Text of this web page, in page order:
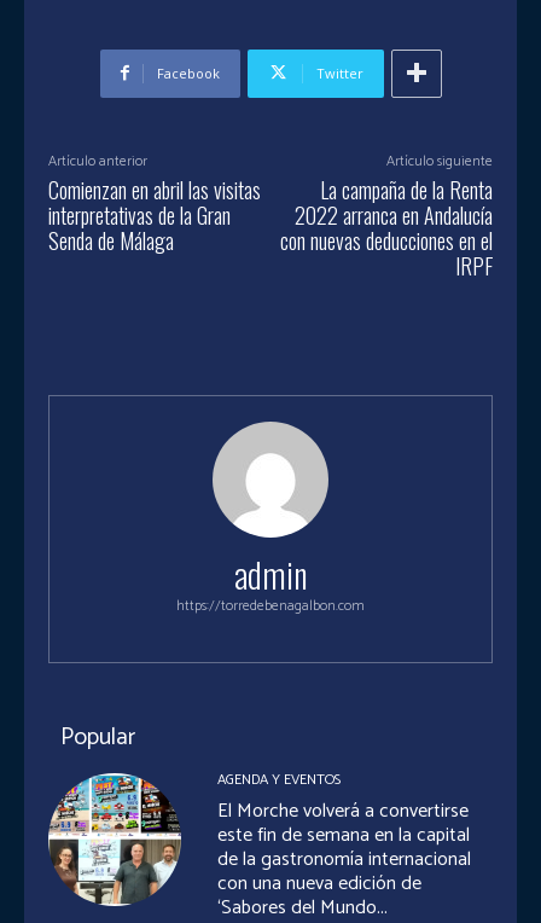
Facebook Twitter
Artículo anterior
Comienzan en abril las visitas
interpretativas de la Gran
Senda de Málaga
Artículo siguiente
La campaña de la Renta
2022 arranca en Andalucía
con nuevas deducciones en el
IRPF
admin
https://torredebenagalbon.com
Popular
AGENDA Y EVENTOS
El Morche volverá a convertirse
este fin de semana en la capital
de la gastronomía internacional
con una nueva edición de
‘Sabores del Mundo...